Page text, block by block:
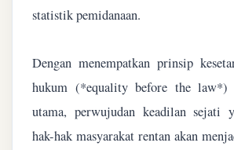
statistik pemidanaan.
Dengan menempatkan prinsip
hukum (*equality before the law*)
utama, perwujudan keadilan sejati
hak-hak masyarakat rentan akan